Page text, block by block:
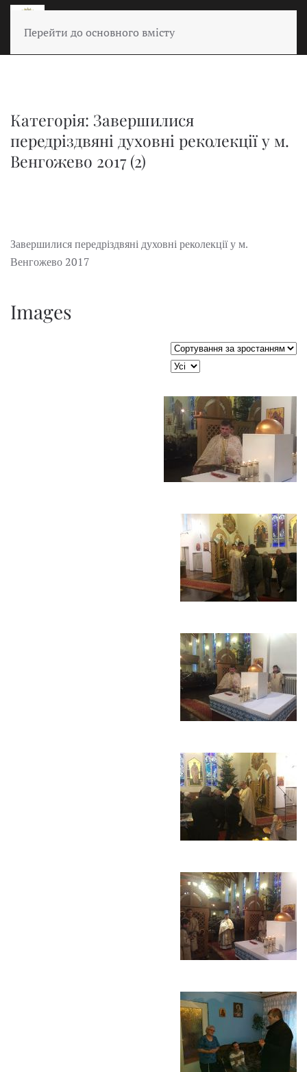
Перейти до основного вмісту
Категорія: Завершилися
передріздвяні духовні реколекції у м.
Венгожево 2017 (2)
Завершилися передріздвяні духовні реколекції у м.
Венгожево 2017
Images
Сортувати таблицю за:
JSEARCH_FILTER_LIMIT